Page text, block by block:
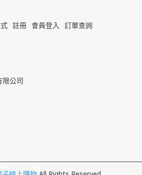
註冊 會員登入
訂單查詢
限公司